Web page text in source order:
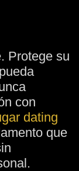
Protege su
con
dating
que